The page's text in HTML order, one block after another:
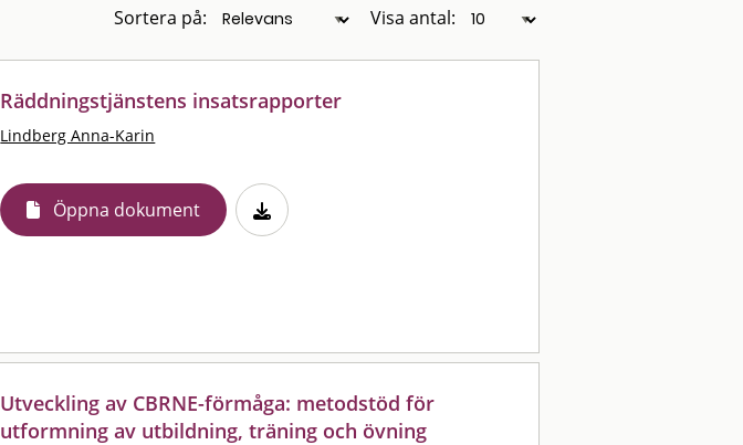
Sortera på: Visa antal:
Räddningstjänstens insatsrapporter
Lindberg Anna-Karin
Öppna dokument
Utveckling av CBRNE-förmåga: metodstöd för
utformning av utbildning, träning och övning